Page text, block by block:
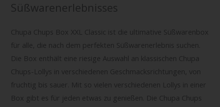
Süßwarenerlebnisses
Chupa Chups Box XXL Classic ist die ultimative Süßwarenbox
für alle, die nach dem perfekten Süßwarenerlebnis suchen.
Die Box enthält eine riesige Auswahl an klassischen Chupa
Chups-Lollys in verschiedenen Geschmacksrichtungen, von
fruchtig bis sauer. Mit so vielen verschiedenen Lollys in einer
Box gibt es für jeden etwas zu genießen. Die Chupa Chups